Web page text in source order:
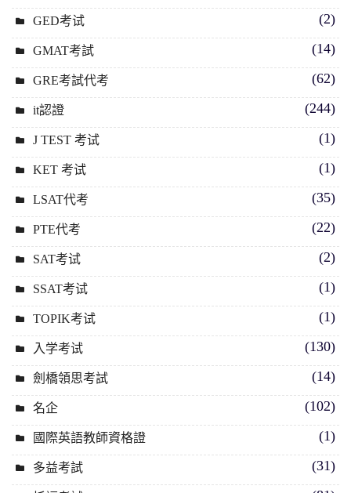
GED考试 (2)
GMAT考試 (14)
GRE考試代考 (62)
it認證 (244)
J TEST 考试 (1)
KET 考试 (1)
LSAT代考 (35)
PTE代考 (22)
SAT考试 (2)
SSAT考试 (1)
TOPIK考试 (1)
入学考试 (130)
劍橋領思考試 (14)
名企 (102)
國際英語教師資格證 (1)
多益考試 (31)